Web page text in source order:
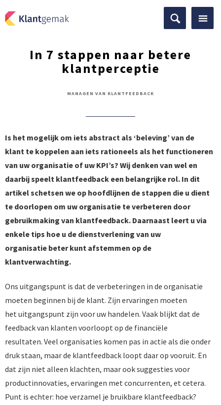
In 7 stappen naar betere
klantperceptie
MANAGEN VAN KLANTFEEDBACK
Is het mogelijk om iets abstract als ‘beleving’ van de
klant te koppelen aan iets rationeels als het functioneren
van uw organisatie of uw KPI’s? Wij denken van wel en
daarbij speelt klantfeedback een belangrijke rol. In dit
artikel schetsen we op hoofdlijnen de stappen die u dient
te doorlopen om uw organisatie te verbeteren door
gebruikmaking van klantfeedback. Daarnaast leert u via
enkele tips hoe u de dienstverlening van uw
organisatie beter kunt afstemmen op de
klantverwachting.
Ons uitgangspunt is dat de verbeteringen in de organisatie
moeten beginnen bij de klant. Zijn ervaringen moeten
het uitgangspunt zijn voor uw handelen. Vaak blijkt dat de
feedback van klanten voorloopt op de financiële
resultaten. Veel organisaties komen pas in actie als die onder
druk staan, maar de klantfeedback loopt daar op vooruit. En
dat zijn niet alleen klachten, maar ook suggesties voor
productinnovaties, ervaringen met concurrenten, et cetera.
Punt is echter: hoe verzamel je bruikbare klantfeedback?